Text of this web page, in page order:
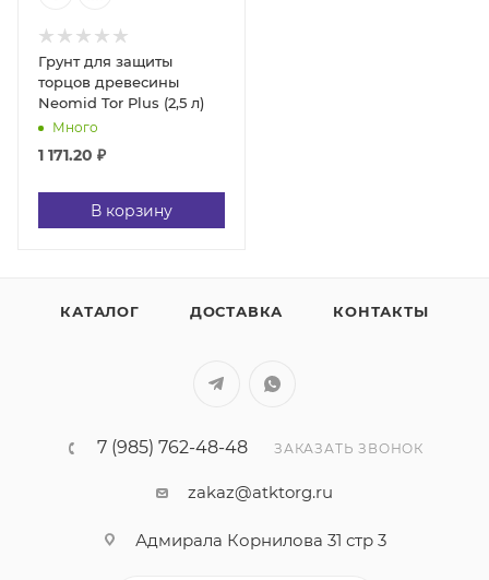
Грунт для защиты
торцов древесины
Neomid Tor Plus (2,5 л)
Много
1 171.20 ₽
В корзину
КАТАЛОГ ДОСТАВКА КОНТАКТЫ
7 (985) 762-48-48 ЗАКАЗАТЬ ЗВОНОК
zakaz@atktorg.ru
Адмирала Корнилова 31 стр 3